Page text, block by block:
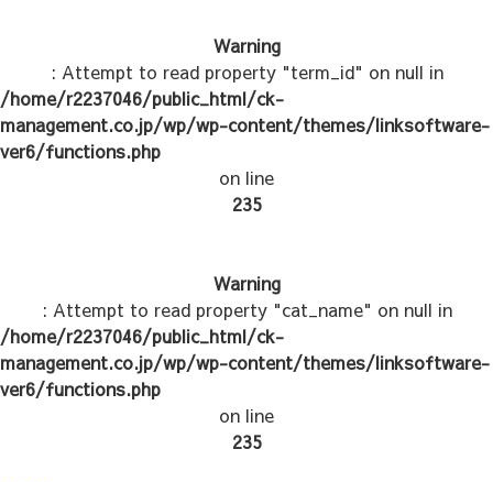
Warning
: Attempt to read property "term_id" on null in
/home/r2237046/public_html/ck-
management.co.jp/wp/wp-content/themes/linksoftware-
ver6/functions.php
on line
235
Warning
: Attempt to read property "cat_name" on null in
/home/r2237046/public_html/ck-
management.co.jp/wp/wp-content/themes/linksoftware-
ver6/functions.php
on line
235